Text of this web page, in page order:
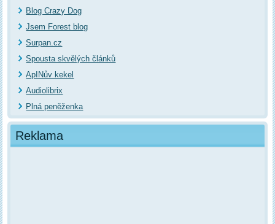
Blog Crazy Dog
Jsem Forest blog
Surpan.cz
Spousta skvělých článků
ApINův kekel
Audiolibrix
Plná peněženka
Reklama